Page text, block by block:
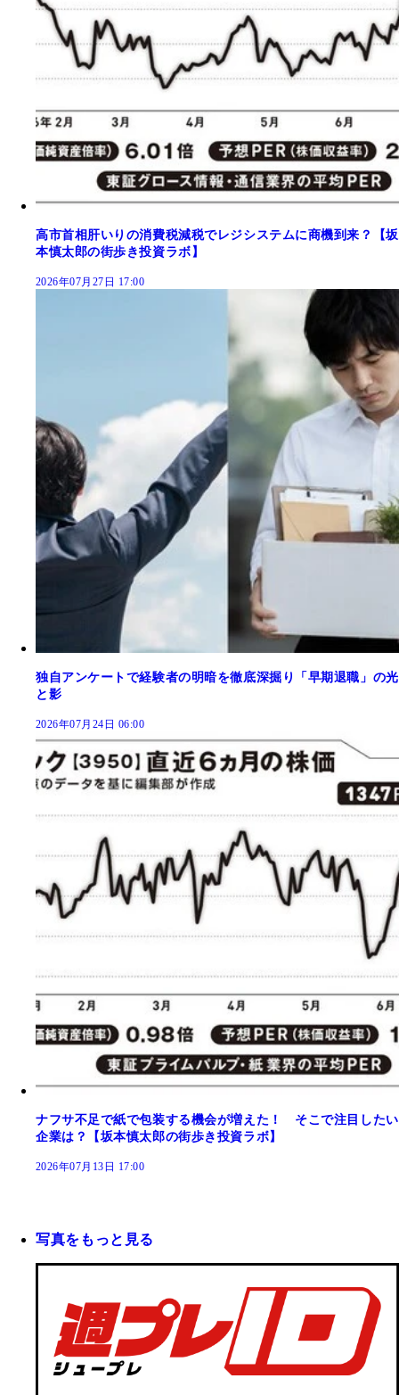
高市首相肝いりの消費税減税でレジシステムに商機到来？【坂
本慎太郎の街歩き投資ラボ】
2026年07月27日 17:00
独自アンケートで経験者の明暗を徹底深掘り「早期退職」の光
と影
2026年07月24日 06:00
ナフサ不足で紙で包装する機会が増えた！ そこで注目したい
企業は？【坂本慎太郎の街歩き投資ラボ】
2026年07月13日 17:00
写真をもっと見る